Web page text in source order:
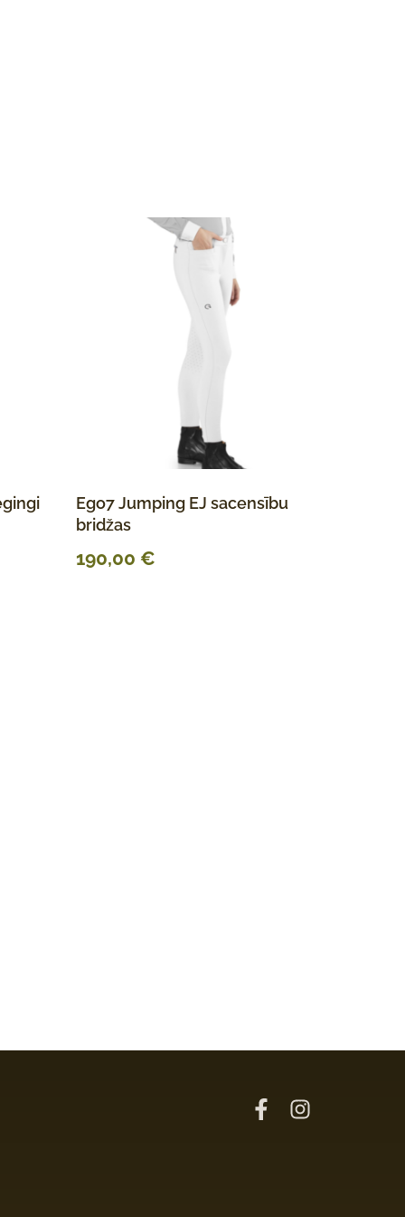
Ego7 Jumping EJ sacensību
bridžas
190,00 €